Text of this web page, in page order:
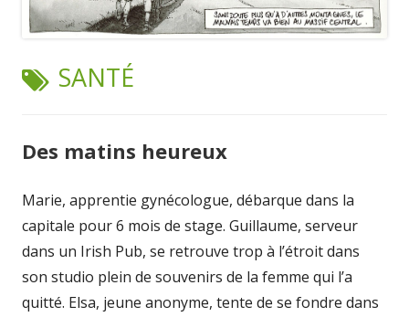
TAG:
SANTÉ
Des matins heureux
Marie, apprentie gynécologue, débarque dans la
capitale pour 6 mois de stage. Guillaume, serveur
dans un Irish Pub, se retrouve trop à l’étroit dans
son studio plein de souvenirs de la femme qui l’a
quitté. Elsa, jeune anonyme, tente de se fondre dans